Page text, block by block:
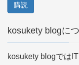
ル
ド
ス
kosukety blogに
kosukety blogでは